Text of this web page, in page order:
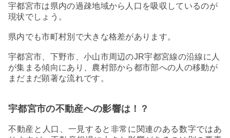
宇都宮市は県内の過疎地域から人口を吸収しているのが
現状でしょう。
県内でも市町村別で大きな格差があります。
宇都宮市、下野市、小山市周辺のJR宇都宮線の沿線に人
が集まる傾向にあり、農村部から都市部への人の移動が
まだまだ顕著な流れです。
宇都宮市の不動産への影響は！？
不動産と人口、一見すると非常に関連のある数字ではあ